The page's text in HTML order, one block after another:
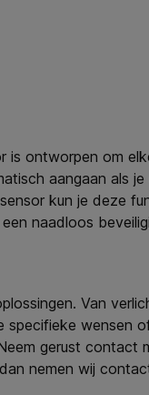
is ontworpen om
aangaan als
kun je deze
naadloos
Van
specifieke wensen
gerust
nemen wij